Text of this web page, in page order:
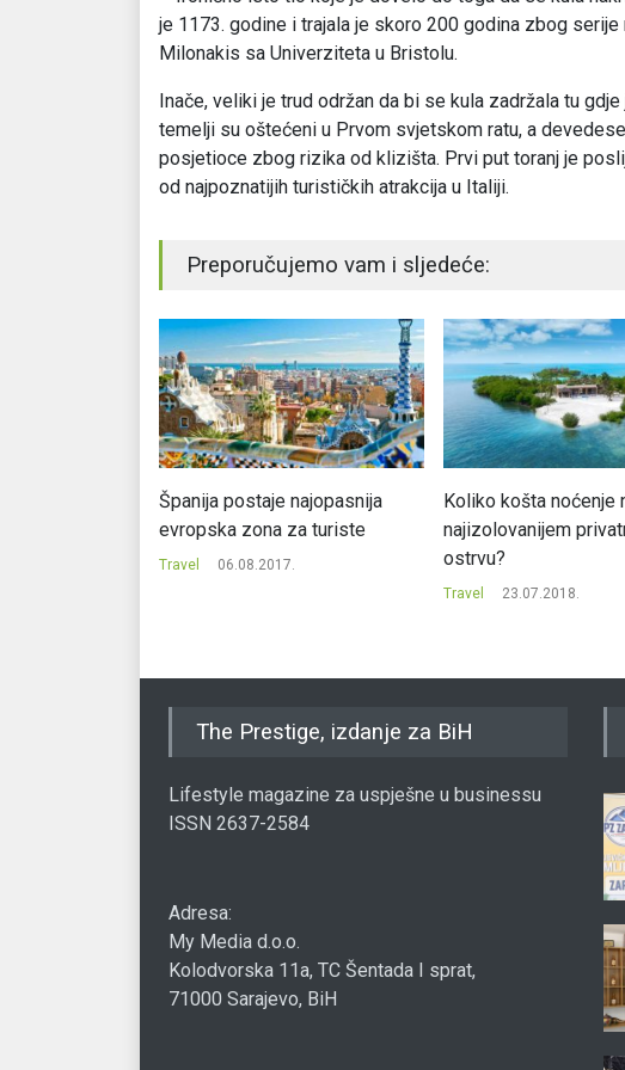
je 1173. godine i trajala je skoro 200 godina zbog
Milonakis sa Univerziteta u Bristolu.
Inače, veliki je trud održan da bi se kula zadržala tu
temelji su oštećeni u Prvom svjetskom ratu, a
posjetioce zbog rizika od klizišta. Prvi put toranj je
od najpoznatijih turističkih atrakcija u Italiji.
Preporučujemo vam i sljedeće:
Španija postaje najopasnija
evropska zona za turiste
Travel 06.08.2017.
Koliko košta noćenje
najizolovanijem
ostrvu?
Travel 23.07.2018.
The Prestige, izdanje za BiH
Lifestyle magazine za uspješne u businessu
ISSN 2637-2584
Adresa:
My Media d.o.o.
Kolodvorska 11a, TC Šentada I sprat,
71000 Sarajevo, BiH